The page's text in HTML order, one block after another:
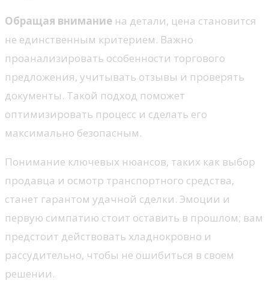
Обращая внимание на детали, цена становится
не единственным критерием. Важно
проанализировать особенности торгового
предложения, учитывать отзывы и проверять
документы. Такой подход поможет
оптимизировать процесс и сделать его
максимально безопасным.
Понимание ключевых нюансов, таких как выбор
продавца и осмотр транспортного средства,
станет гарантом удачной сделки. Эмоции и
первую симпатию стоит оставить в прошлом; вам
предстоит действовать хладнокровно и
рассудительно, чтобы не ошибиться в своем
решении.